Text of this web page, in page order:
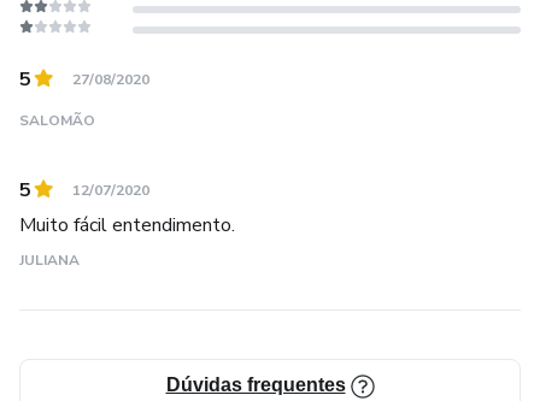
5 27/08/2020
SALOMÃO
5 12/07/2020
Muito fácil entendimento.
JULIANA
Dúvidas frequentes